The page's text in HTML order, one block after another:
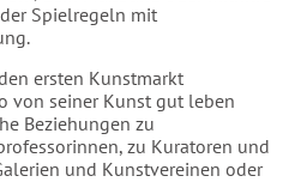
Spielregeln mit
ersten Kunstmarkt
von seiner Kunst gut leben
Beziehungen zu
zu Kuratoren und
und Kunstvereinen oder